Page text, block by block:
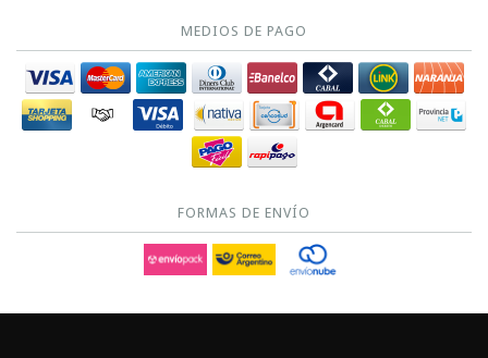
MEDIOS DE PAGO
FORMAS DE ENVÍO